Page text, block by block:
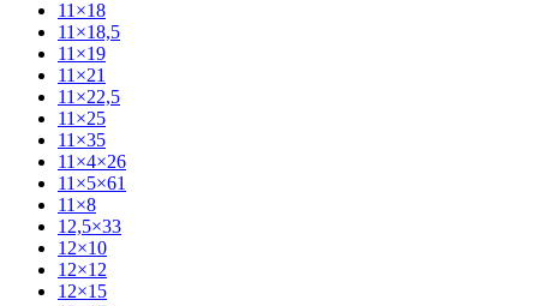
11×18
11×18,5
11×19
11×21
11×22,5
11×25
11×35
11×4×26
11×5×61
11×8
12,5×33
12×10
12×12
12×15